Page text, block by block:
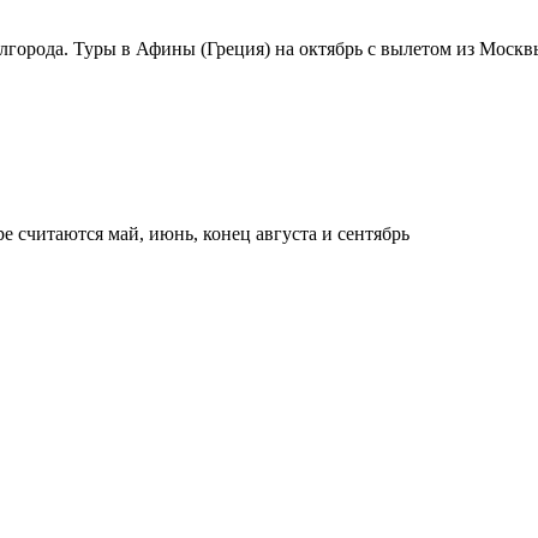
Туры в Афины (Греция) на октябрь с вылетом из
май, июнь, конец августа и сентябрь